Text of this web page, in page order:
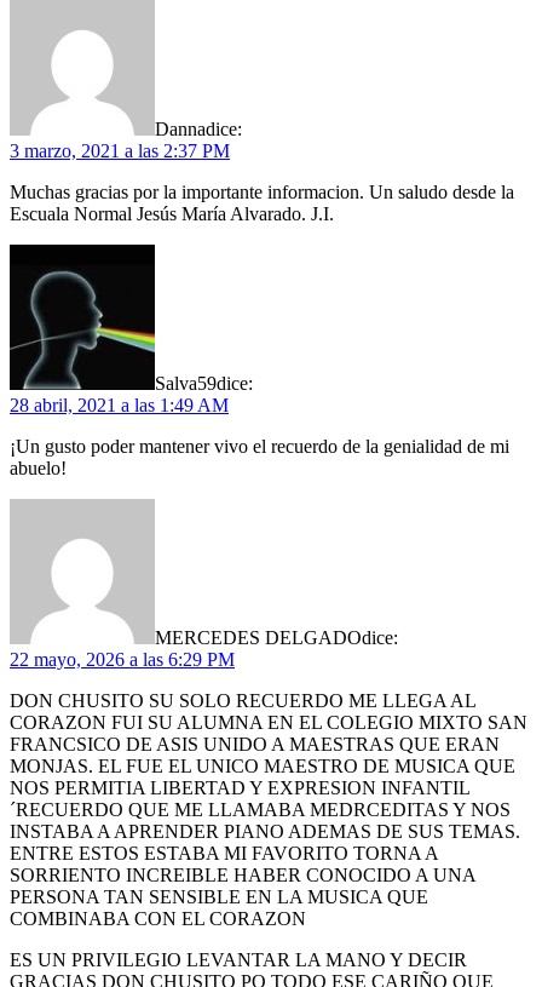
Dannadice:
3 marzo, 2021 a las 2:37 PM
Muchas gracias por la importante informacion. Un saludo desde la
Escuala Normal Jesús María Alvarado. J.I.
Salva59dice:
28 abril, 2021 a las 1:49 AM
¡Un gusto poder mantener vivo el recuerdo de la genialidad de mi
abuelo!
MERCEDES DELGADOdice:
22 mayo, 2026 a las 6:29 PM
DON CHUSITO SU SOLO RECUERDO ME LLEGA AL
CORAZON FUI SU ALUMNA EN EL COLEGIO MIXTO SAN
FRANCSICO DE ASIS UNIDO A MAESTRAS QUE ERAN
MONJAS. EL FUE EL UNICO MAESTRO DE MUSICA QUE
NOS PERMITIA LIBERTAD Y EXPRESION INFANTIL
´RECUERDO QUE ME LLAMABA MEDRCEDITAS Y NOS
INSTABA A APRENDER PIANO ADEMAS DE SUS TEMAS.
ENTRE ESTOS ESTABA MI FAVORITO TORNA A
SORRIENTO INCREIBLE HABER CONOCIDO A UNA
PERSONA TAN SENSIBLE EN LA MUSICA QUE
COMBINABA CON EL CORAZON
ES UN PRIVILEGIO LEVANTAR LA MANO Y DECIR
GRACIAS DON CHUSITO PO TODO ESE CARIÑO QUE